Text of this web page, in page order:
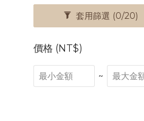
套用篩選 (0/20)
價格 (NT$)
~